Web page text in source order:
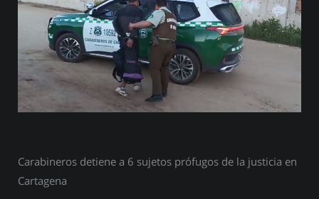
Carabineros detiene a 6 sujetos prófugos de la justicia en
Cartagena